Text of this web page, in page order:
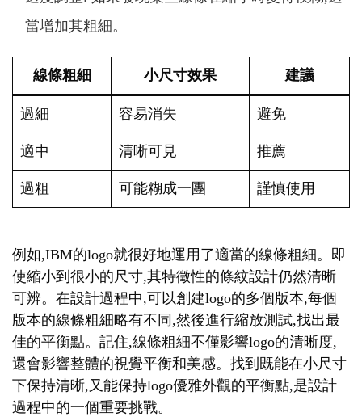
當增加其粗細。
線條粗細 小尺寸效果 建議
過細 容易消失 避免
適中 清晰可見 推薦
過粗 可能糊成一團 謹慎使用
例如,IBM的logo就很好地運用了適當的線條粗細。即
使縮小到很小的尺寸,其特徵性的條紋設計仍然清晰
可辨。在設計過程中,可以創建logo的多個版本,每個
版本的線條粗細略有不同,然後進行縮放測試,找出最
佳的平衡點。記住,線條粗細不僅影響logo的清晰度,
還會影響整體的視覺平衡和美感。找到既能在小尺寸
下保持清晰,又能保持logo優雅外觀的平衡點,是設計
過程中的一個重要挑戰。